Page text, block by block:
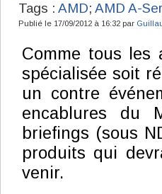
Tags : AMD; AMD A-
Publié le 17/09/2012 à 16:32 par
Comme tous les
spécialisée soit
un contre
encablures du
briefings (sous
produits qui
venir.